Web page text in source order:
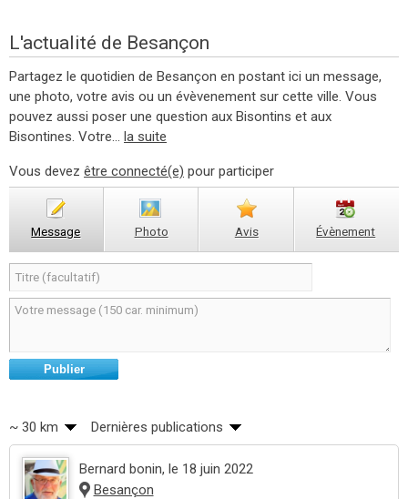
L'actualité de Besançon
Partagez le quotidien de Besançon en postant ici un message,
une photo, votre avis ou un évèvenement sur cette ville. Vous
pouvez aussi poser une question aux Bisontins et aux
Bisontines. Votre... la suite
Vous devez être connecté(e) pour participer
Message Photo Avis Évènement
Publier
~ 30 km Dernières publications
Bernard bonin, le 18 juin 2022
Besançon